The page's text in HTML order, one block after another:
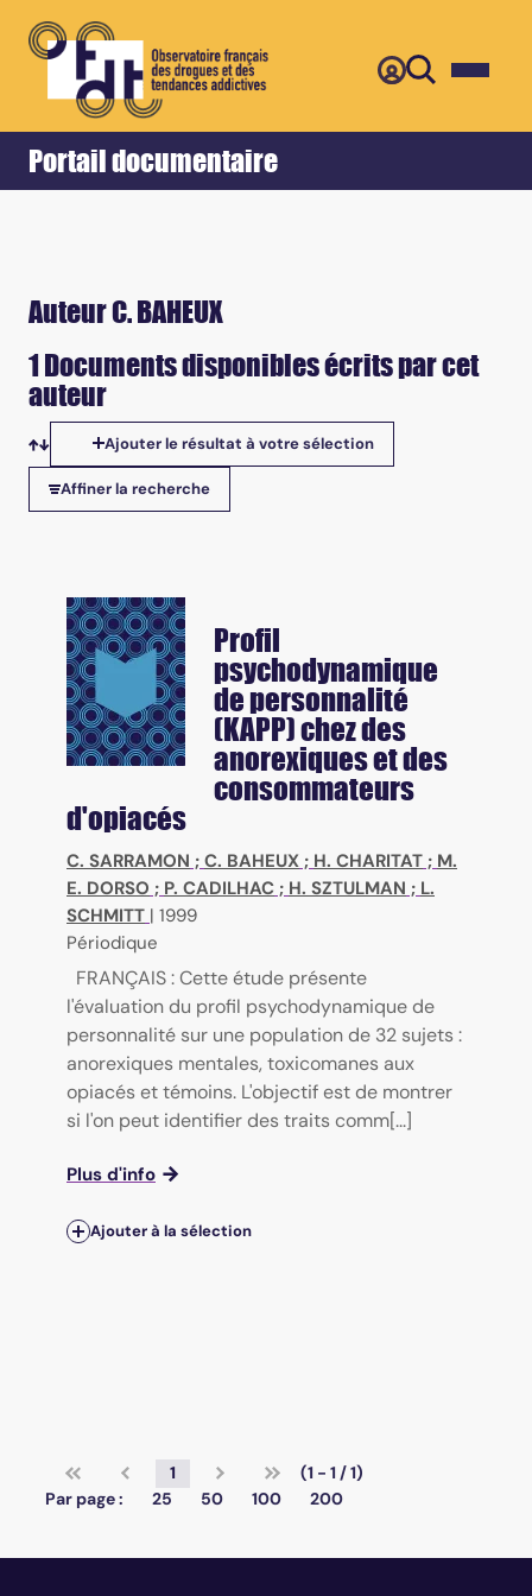
Portail documentaire
Accueil Retour
Auteur C. BAHEUX
1 Documents disponibles écrits par cet
auteur
Tris disponibles
Ajouter le résultat à votre sélection
Affiner la recherche
Profil
psychodynamique
de personnalité
(KAPP) chez des
anorexiques et des
consommateurs
d'opiacés
C. SARRAMON ; C. BAHEUX ; H. CHARITAT ; M.
E. DORSO ; P. CADILHAC ; H. SZTULMAN ; L.
SCHMITT | 1999
Périodique
FRANÇAIS : Cette étude présente
l'évaluation du profil psychodynamique de
personnalité sur une population de 32 sujets :
anorexiques mentales, toxicomanes aux
opiacés et témoins. L'objectif est de montrer
si l'on peut identifier des traits comm[...]
Plus d'info
Ajouter à la sélection
1
(1 - 1 / 1)
Par page :
25 50 100 200